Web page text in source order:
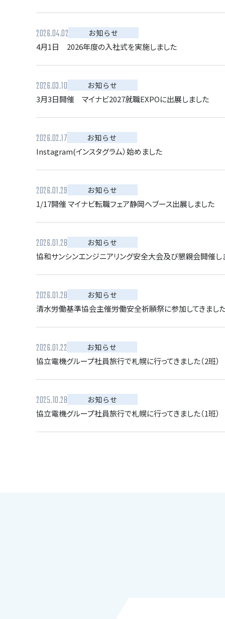
2026.04.02 お知らせ
4月1日 2026年度の入社式を実施しました
2026.03.10 お知らせ
3月3日開催 マイナビ2027就職EXPOに出展しました
2026.02.17 お知らせ
Instagram(インスタグラム）始めました
2026.01.29 お知らせ
1/17開催 マイナビ転職フェア静岡へブース出展しました
2026.01.28 お知らせ
協和サンシンエンジニアリング安全大会及び懇親会開催し
2026.01.28 お知らせ
清水労働基準協会主催労働安全祈願祭に参加してきまし
2026.01.22 お知らせ
協立電機グループ社員旅行で札幌に行ってきました（2班）
2025.10.28 お知らせ
協立電機グループ社員旅行で札幌に行ってきました（1班）